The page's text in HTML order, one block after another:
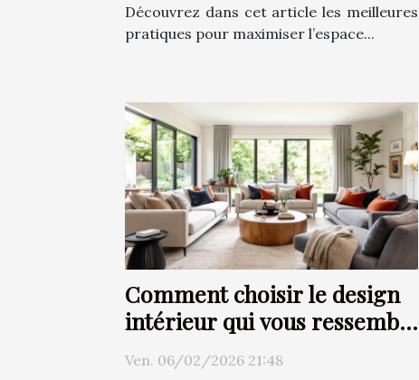
Découvrez dans cet article les meilleures
pratiques pour maximiser l’espace...
Comment choisir le design
intérieur qui vous ressemble
?
Ven. 06/02/2026 21:48